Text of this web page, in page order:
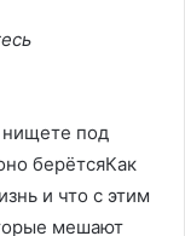
нищете под
берётсяКак
и что с этим
мешают